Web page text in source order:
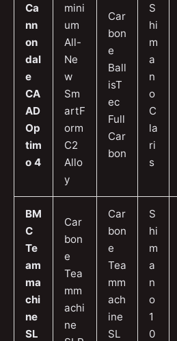
Ca
nn
on
dal
e
CA
AD
Op
tim
o 4
mini
um
All-
Ne
w
Sm
artF
orm
C2
Allo
y
Car
bon
e
Ball
isT
ec
Full
Car
bon
S
hi
m
a
n
o
C
la
ri
s
BM
C
Te
am
ma
chi
ne
SL
Car
bon
e
Tea
mm
achi
ne
Car
bon
e
Tea
mm
ach
ine
SL
S
hi
m
a
n
o
1
0